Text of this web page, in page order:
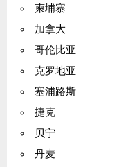
柬埔寨
加拿大
哥伦比亚
克罗地亚
塞浦路斯
捷克
贝宁
丹麦